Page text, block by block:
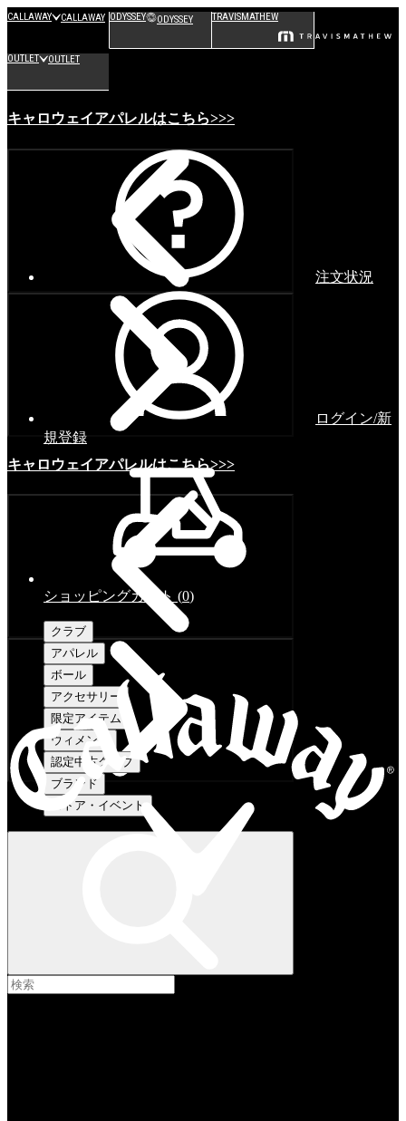
CALLAWAY CALLAWAY ODYSSEY ODYSSEY TRAVISMATHEW
OUTLET OUTLET
キャロウェイアパレルはこちら>>>
キャロウェイアパレルはこちら>>>
注文状況
ログイン/新
規登録
ショッピングカート (0)
クラブ
アパレル
ボール
アクセサリー
限定アイテム
ウィメンズ
認定中古クラブ
ブランド
ストア・イベント